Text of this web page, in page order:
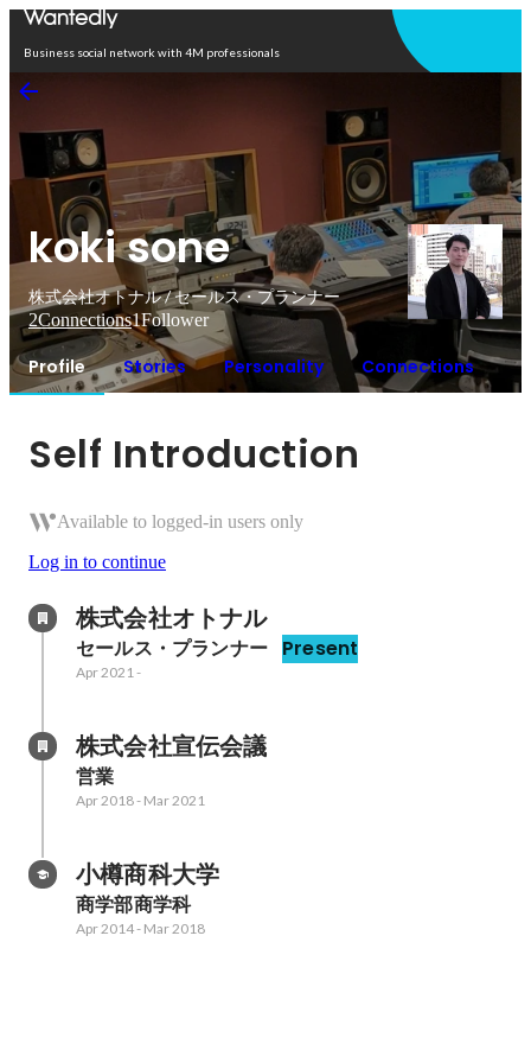
Business social network with 4M professionals
koki sone
株式会社オトナル / セールス・プランナー
2Connections1Follower
Profile Stories Personality Connections
Self Introduction
Available to logged-in users only
Log in to continue
株式会社オトナル
セールス・プランナー Present
Apr 2021-
株式会社宣伝会議
営業
Apr 2018- Mar 2021
小樽商科大学
商学部商学科
Apr 2014- Mar 2018